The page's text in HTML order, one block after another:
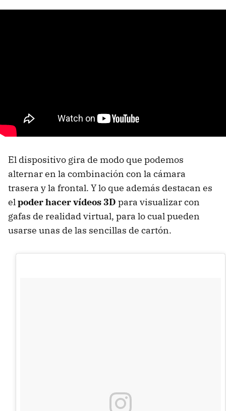
El dispositivo gira de modo que podemos
alternar en la combinación con la cámara
trasera y la frontal. Y lo que además destacan es
elpoder hacer vídeos 3D para visualizar con
gafas de realidad virtual, para lo cual pueden
usarse unas de las sencillas de cartón.